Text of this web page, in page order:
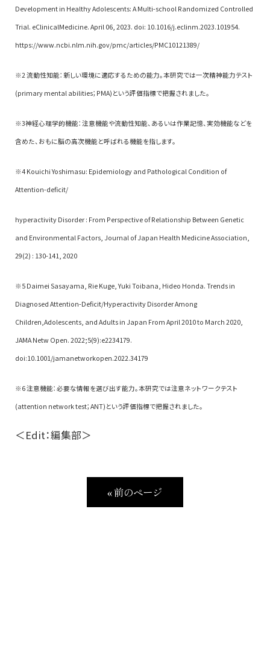
Development in Healthy Adolescents: A Multi-school Randomized Controlled
Trial. eClinicalMedicine. April 06, 2023. doi: 10.1016/j.eclinm.2023.101954.
https://www.ncbi.nlm.nih.gov/pmc/articles/PMC10121389/
※2 流動性知能：新しい環境に適応するための能力。本研究では一次精神能力テスト
(primary mental abilities；PMA)という評価指標で把握されました。
※3神経心理学的機能：注意機能や流動性知能、あるいは作業記憶、実効機能などを
含めた、おもに脳の高次機能と呼ばれる機能を指します。
※4 Kouichi Yoshimasu: Epidemiology and Pathological Condition of
Attention-deficit/
hyperactivity Disorder : From Perspective of Relationship Between Genetic
and Environmental Factors, Journal of Japan Health Medicine Association,
29(2) : 130-141, 2020
※5 Daimei Sasayama, Rie Kuge, Yuki Toibana, Hideo Honda. Trends in
Diagnosed Attention-Deficit/Hyperactivity Disorder Among
Children,Adolescents, and Adults in Japan From April 2010 to March 2020,
JAMA Netw Open. 2022;5(9):e2234179.
doi:10.1001/jamanetworkopen.2022.34179
※6 注意機能：必要な情報を選び出す能力。本研究では注意ネットワークテスト
(attention network test；ANT)という評価指標で把握されました。
＜Edit：編集部＞
« 前のページ